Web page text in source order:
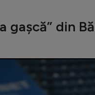
gașcă” din